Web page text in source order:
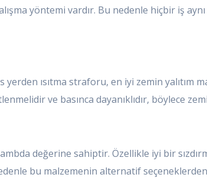
yöntemi vardır. Bu nedenle hiçbir iş
ısıtma straforu, en iyi zemin yalıtım
ve basınca dayanıklıdır, böylece
değerine sahiptir. Özellikle iyi bir
bu malzemenin alternatif